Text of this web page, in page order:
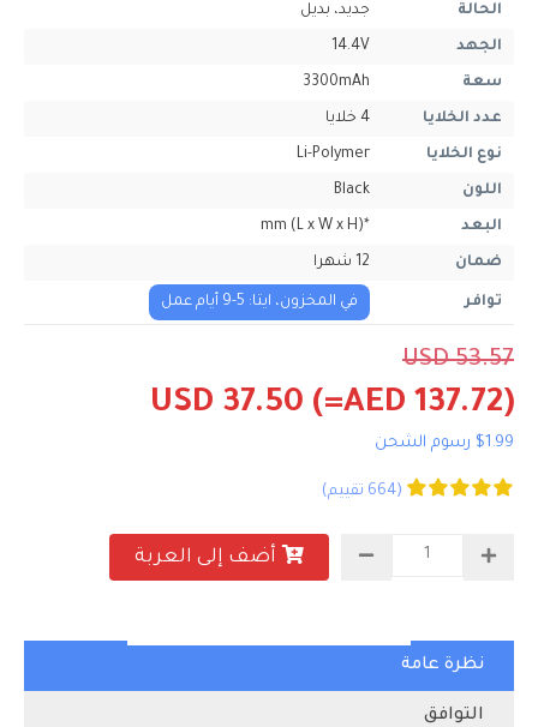
الحالة جديد، بديل
الجهد 14.4V
سعة 3300mAh
عدد الخلايا 4 خلايا
نوع الخلايا Li-Polymer
اللون Black
البعد *mm (L x W x H)
ضمان 12 شهرا
توافر في المخزون، ايتا: 5-9 أيام عمل
USD 53.57
USD 37.50 (=AED 137.72)
$1.99 رسوم الشحن
(664 تقييم)
أضف إلى العربة
نظرة عامة
التوافق